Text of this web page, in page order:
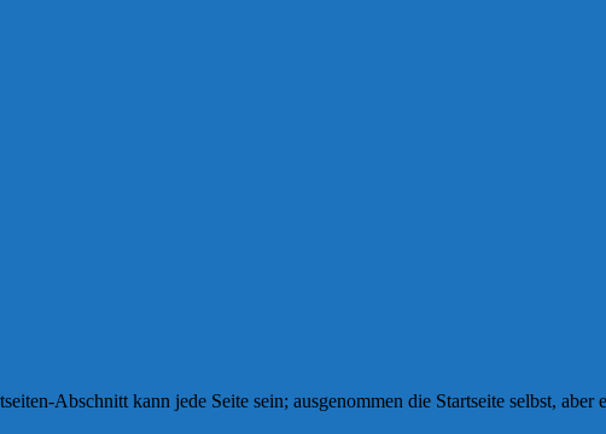
Abschnitt kann jede Seite sein; ausgenommen die Startseite selbst,